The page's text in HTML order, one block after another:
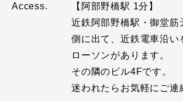
Access.
【阿部野橋駅 1分】
近鉄阿部野橋駅・御堂筋
側に出て、近鉄電車沿い
ローソンがあります。
その隣のビル4Fです。
迷われたらお気軽にご連